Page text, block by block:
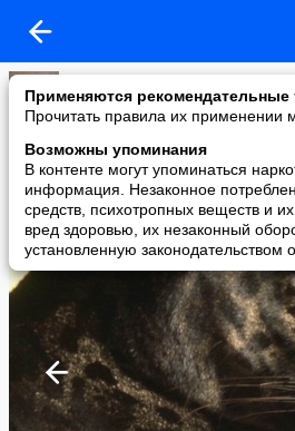
Применяются рекомендательные
Прочитать правила их применении
Возможны упоминания
В контенте могут упоминаться
информация. Незаконное
средств, психотропных веществ и
вред здоровью, их незаконный
установленную законодательством
Светлана Бешекерскене
added a photo
25 Oct в 15:13